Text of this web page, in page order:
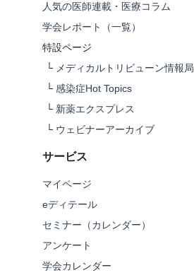
人気の医師連載・医療コラム
学会レポート（一覧）
特設ページ
└ メディカルトリビューン情報局
└ 感染症Hot Topics
└ 新薬エクスプレス
└ ウェビナーアーカイブ
サービス
マイページ
eディテール
セミナー（カレンダー）
アンケート
学会カレンダー